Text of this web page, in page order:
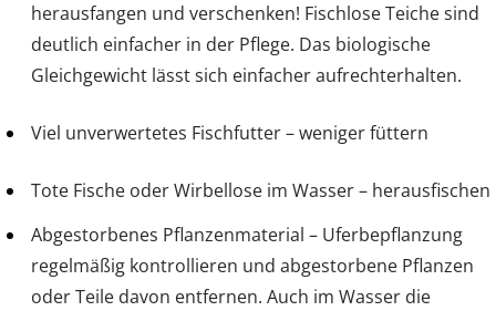
herausfangen und verschenken! Fischlose Teiche sind
deutlich einfacher in der Pflege. Das biologische
Gleichgewicht lässt sich einfacher aufrechterhalten.
Viel unverwertetes Fischfutter – weniger füttern
Tote Fische oder Wirbellose im Wasser – herausfischen
Abgestorbenes Pflanzenmaterial – Uferbepflanzung
regelmäßig kontrollieren und abgestorbene Pflanzen
oder Teile davon entfernen. Auch im Wasser die